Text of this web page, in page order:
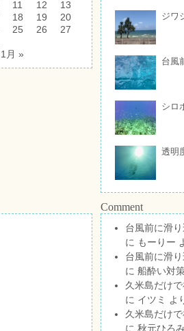
11 12
13
18 19
20
25 26
27
1月 »
ジワ
台風
シロ
透明
Comment
台風前に滑
に もーりー
台風前に滑
に 船酔い対
久米島だけ
に イツミ
よ
久米島だけ
に 秋元ひろ